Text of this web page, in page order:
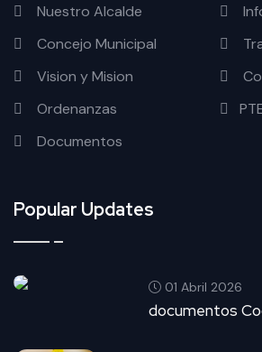
Nuestro Alcalde
Concejo Municipal
Vision y Mision
Ordenanzas
Documentos
Popular Updates
01 Abril 2026
documentos